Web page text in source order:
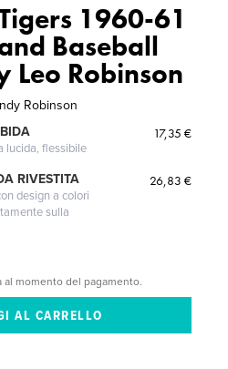
1960-61
Baseball
Leo Robinson
Robinson
lucida, flessibile
17,35 €
RIVESTITA
design a colori
sulla
26,83 €
al momento del pagamento.